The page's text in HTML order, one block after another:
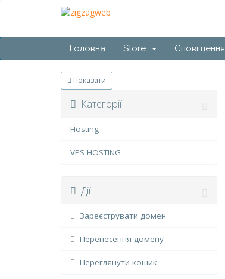
Головна Store Сповіщення
Показати
Категорії
Hosting
VPS HOSTING
Дії
Зареєструвати домен
Перенесення домену
Переглянути кошик